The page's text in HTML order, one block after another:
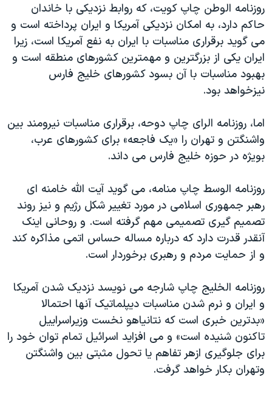
روزنامه الوطن چاپ کویت، که روابط نزدیکی با خاندان
حاکم دارد، به امکان نزدیکی آمریکا و ایران پرداخته است و
می گوید برقراری مناسبات با ایران به نفع آمریکا است، زیرا
ایران یکی از بزرگترین و مهمترین کشورهای منطقه است و
بهبود مناسبات با آن بسود کشورهای خلیج فارس
نیزخواهد بود.
اما، روزنامه الرای چاپ دوحه، برقراری مناسبات نیرومند بین
واشنگتن و تهران را «یک فاجعه» برای کشورهای عرب،
بویژه در حوزه خلیج فارس می داند.
روزنامه الوسط چاپ منامه، می گوید آیت الله خامنه ای
رهبر جمهوری اسلامی در مورد تغییر شکل رژیم و نیز روند
تصمیم گیری تصمیمی مهم گرفته است. و روحانی اینک
آنقدر قدرت دارد که درباره مساله حساس اتمی مذاکره کند
و از حمایت مردم و رهبری برخوردار است.
روزنامه الخلیج چاپ شارجه می نویسد نزدیک شدن آمریکا
و ایران و نرم شدن مناسبات دیپلماتیک آنها احتمالا
«بدترین خبری است که نتانیاهو نخست وزیراسراییل
تاکنون شنیده است» و می افزاید اسرائیل تمام توان خود را
برای جلوگیری ازهر تفاهم یا تحول مثبتی بین واشنگتن
وتهران بکار خواهد گرفت.